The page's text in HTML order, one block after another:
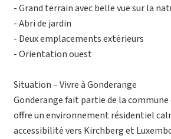
- Grand terrain avec belle vue sur la
- Abri de jardin
- Deux emplacements extérieurs
- Orientation ouest
Situation – Vivre à Gonderange
Gonderange fait partie de la
offre un environnement résidentiel
accessibilité vers Kirchberg et